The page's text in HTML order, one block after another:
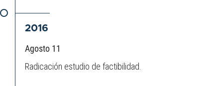
2016
Agosto 11
Radicación estudio de factibilidad.